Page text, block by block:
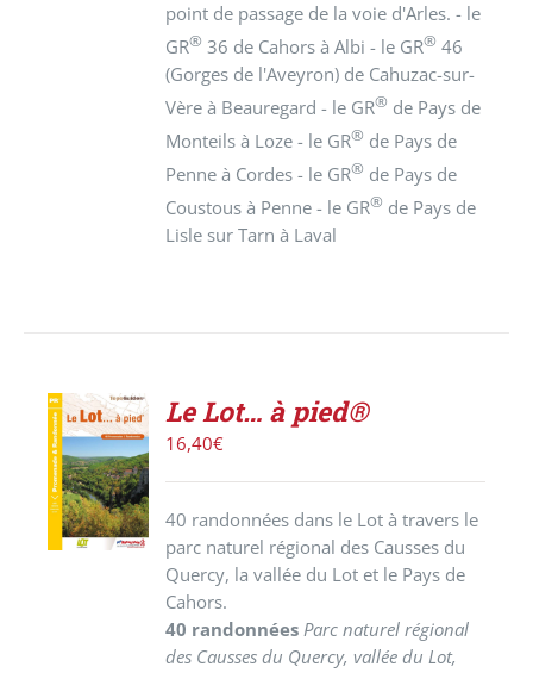
point de passage de la voie d'Arles. - le
GR® 36 de Cahors à Albi - le GR® 46
(Gorges de l'Aveyron) de Cahuzac-sur-
Vère à Beauregard - le GR® de Pays de
Monteils à Loze - le GR® de Pays de
Penne à Cordes - le GR® de Pays de
Coustous à Penne - le GR® de Pays de
Lisle sur Tarn à Laval
AJOUTER
AU
PANIER
/
DÉTAILS
Le Lot… à pied®
16,40€
40 randonnées dans le Lot à travers le
parc naturel régional des Causses du
Quercy, la vallée du Lot et le Pays de
Cahors.
40 randonnées Parc naturel régional
des Causses du Quercy, vallée du Lot,